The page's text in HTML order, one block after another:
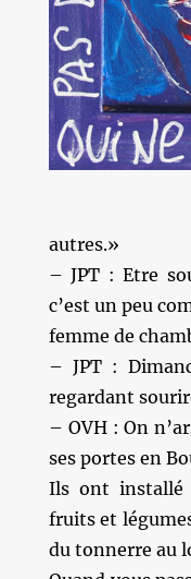
autres.»
– JPT : Etre
c’est un peu
femme de
– JPT :
regardant
– OVH : On
ses portes en
Ils ont installé
fruits et
du tonnerre au